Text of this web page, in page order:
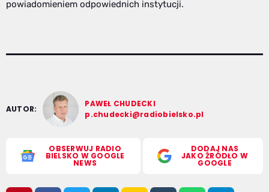
powiadomieniem odpowiednich instytucji.
AUTOR:
PAWEŁ CHUDECKI
p.chudecki@radiobielsko.pl
OBSERWUJ RADIO
BIELSKO W GOOGLE
NEWS
DODAJ NAS
JAKO ŹRÓDŁO W
GOOGLE